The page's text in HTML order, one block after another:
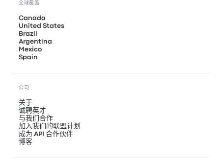
全球覆盖
Canada
United States
Brazil
Argentina
Mexico
Spain
公司
关于
诚聘英才
与我们合作
加入我们的联盟计划
成为 API 合作伙伴
博客